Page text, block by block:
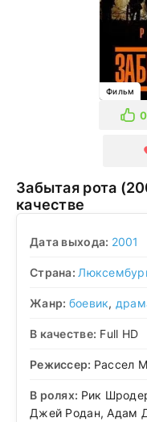
Фильм
0
Забытая рота (2001) смотреть в хорошем
качестве
Дата выхода: 2001
Страна:
Жанр: боевик,
В качестве: Full HD
Режиссер: Рассел
В ролях: Рик
Джей Родан, Адам